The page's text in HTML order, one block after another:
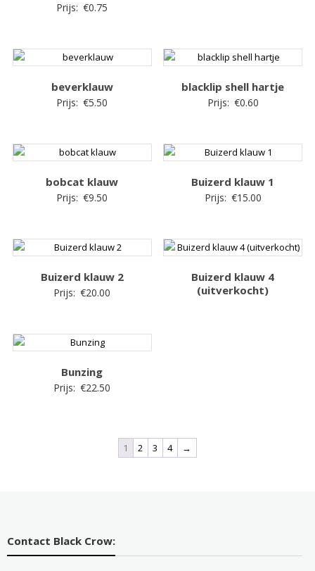
Prijs: €0.75
beverklauw
Prijs: €5.50
blacklip shell hartje
Prijs: €0.60
bobcat klauw
Prijs: €9.50
Buizerd klauw 1
Prijs: €15.00
Buizerd klauw 2
Prijs: €20.00
Buizerd klauw 4
(uitverkocht)
Bunzing
Prijs: €22.50
1 2 3 4 →
Contact Black Crow: